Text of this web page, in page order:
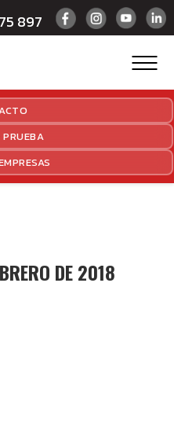
897
PRUEBA
DE 2018